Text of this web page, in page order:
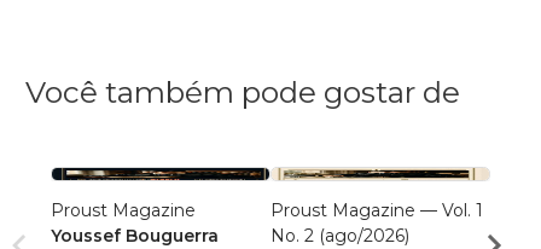
Você também pode gostar de
Proust Magazine
Youssef Bouguerra
Proust Magazine — Vol. 1
No. 2 (ago/2026)